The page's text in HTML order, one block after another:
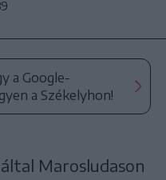
a Google-
a Székelyhon!
Marosludason